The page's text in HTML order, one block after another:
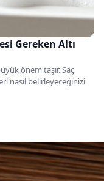
Gereken Altı
önem taşır. Saç
nasıl belirleyeceğinizi